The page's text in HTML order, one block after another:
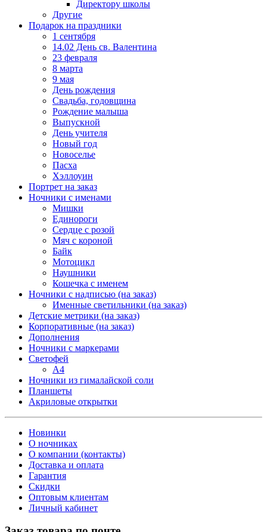
Директору школы
Другие
Подарок на праздники
1 сентября
14.02 День св. Валентина
23 февраля
8 марта
9 мая
День рождения
Свадьба, годовщина
Рождение малыша
Выпускной
День учителя
Новый год
Новоселье
Пасха
Хэллоуин
Портрет на заказ
Ночники с именами
Мишки
Единороги
Сердце с розой
Мяч с короной
Байк
Мотоцикл
Наушники
Кошечка с именем
Ночники с надписью (на заказ)
Именные светильники (на заказ)
Детские метрики (на заказ)
Корпоративные (на заказ)
Дополнения
Ночники с маркерами
Светофей
А4
Ночники из гималайской соли
Планшеты
Акриловые открытки
Новинки
О ночниках
О компании (контакты)
Доставка и оплата
Гарантия
Скидки
Оптовым клиентам
Личный кабинет